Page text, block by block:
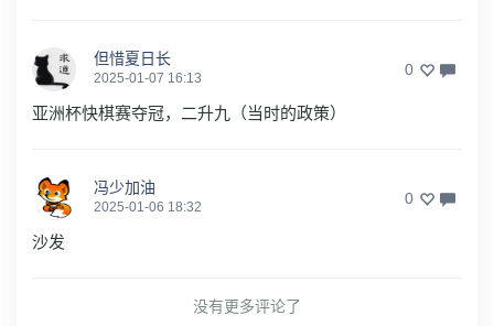
但惜夏日长
2025-01-07 16:13 0
亚洲杯快棋赛夺冠，二升九（当时的政策）
冯少加油
2025-01-06 18:32 0
沙发
没有更多评论了